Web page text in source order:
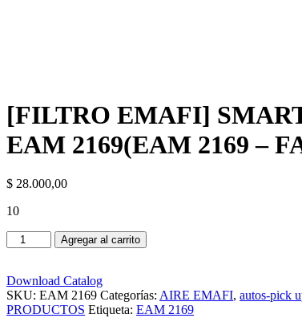
[FILTRO EMAFI]
EAM 2169(EAM 2169 –
$ 28.000,00
10
Agregar al carrito
Download Catalog
SKU: EAM 2169 Categorías: AIRE EMAFI, autos-pick
PRODUCTOS Etiqueta: EAM 2169